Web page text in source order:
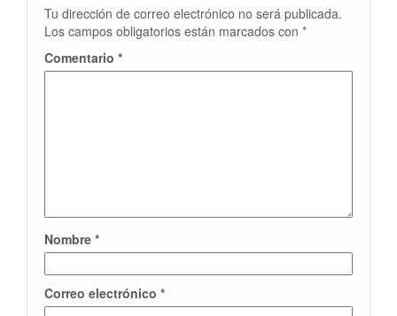
Tu dirección de correo electrónico no será publicada.
Los campos obligatorios están marcados con *
Comentario *
Nombre *
Correo electrónico *